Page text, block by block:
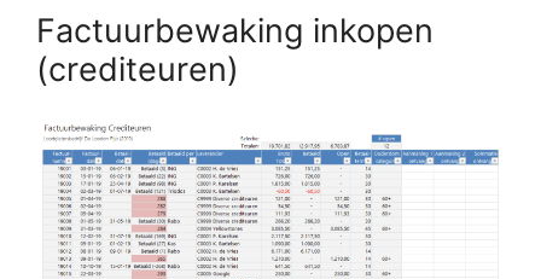
Factuurbewaking inkopen
(crediteuren)